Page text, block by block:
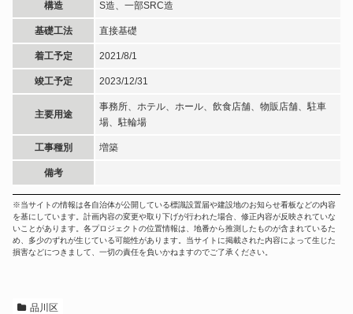
構造 S造、一部SRC造
基礎工法 直接基礎
着工予定 2021/8/1
竣工予定 2023/12/31
主要用途
事務所、ホテル、ホール、飲食店舗、物販店舗、駐車
場、駐輪場
工事種別 増築
備考
※当サイトの情報は各自治体が公開している標識設置届や建設地のお知らせ看板などの内容
を基にしています。計画内容の変更や取り下げが行われた場合、修正内容が反映されていな
いことがあります。各プロジェクトの位置情報は、地番から推測したものが含まれているた
め、多少のずれが生じている可能性があります。当サイトに掲載された内容によって生じた
損害などにつきまして、一切の責任を負いかねますのでご了承ください。
品川区